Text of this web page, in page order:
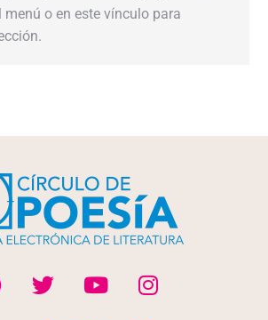
menú o en este vínculo para